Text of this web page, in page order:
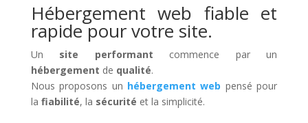
Hébergement web fiable et
rapide pour votre site.
Un site performant commence par un
hébergement de qualité.
Nous proposons un hébergement web pensé pour
la fiabilité, la sécurité et la simplicité.